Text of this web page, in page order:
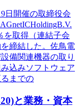
日開催の取締役会
を取得（連結子会
締結した。佐鳥電
備関連機器の取り
込みソフトウェア
までの
と業務・資本